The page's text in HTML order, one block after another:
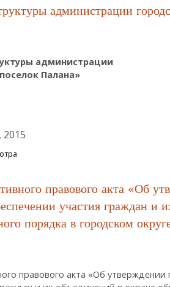
администрации
администрации
Палана»
2015
Структуры Администрации
правового акта «Об
участия граждан и
порядка в городском
правового акта «Об